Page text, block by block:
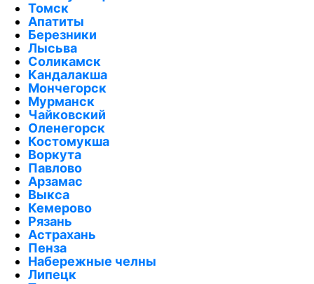
Томск
Апатиты
Березники
Лысьва
Соликамск
Кандалакша
Мончегорск
Мурманск
Чайковский
Оленегорск
Костомукша
Воркута
Павлово
Арзамас
Выкса
Кемерово
Рязань
Астрахань
Пенза
Набережные челны
Липецк